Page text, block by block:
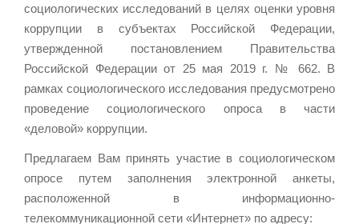
социологических исследований в целях оценки уровня
коррупции в субъектах Российской Федерации,
утвержденной постановлением Правительства
Российской Федерации от 25 мая 2019 г. № 662. В
рамках социологического исследования предусмотрено
проведение социологического опроса в части
«деловой» коррупции.
Предлагаем Вам принять участие в социологическом
опросе путем заполнения электронной анкеты,
расположенной в информационно-
телекоммуникационной сети «Интернет» по адресу: